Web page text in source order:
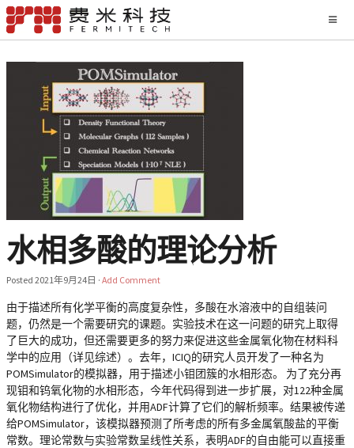
水相多酸的理论分析
Posted 2021年9月24日 · Add Comment
由于描述所有化学平衡的高度复杂性，多酸在水溶液中的自组装问
题，仍然是一个需要研究的课题。实验技术在这一问题的研究上取得
了巨大的成功，但还需要更多的努力来促进这些金属氧化物在材料科
学中的应用（详见综述）。去年，ICIQ的研究人员开发了一种名为
POMSimulator的模拟器，用于描述小钼团簇的水相形态。 为了充分再
现钼和钨氧化物的水相形态，今年代码得到进一步扩展，对122种金属
氧化物结构进行了优化，并用ADF计算了它们的解析频率。结果被传递
给POMSimulator，该模拟器预测了所考虑的所有多金属氧酸盐的平衡
常数。理论常数与实验常数呈线性关系，表明ADF的自由能可以直接重